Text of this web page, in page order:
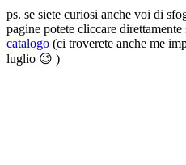
ps. se siete curiosi anche voi di
pagine potete cliccare
catalogo (ci troverete anche me
luglio 😉 )